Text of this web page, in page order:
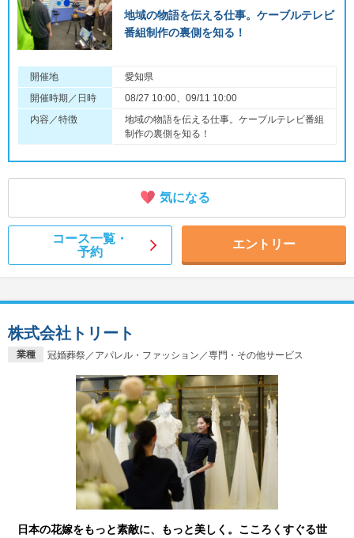
地域の物語を伝える仕事。ケーブルテレビ
番組制作の裏側を知る！
開催地
愛知県
開催時期／日時
08/27 10:00、09/11 10:00
内容／特徴
地域の物語を伝える仕事。ケーブルテレビ番組
制作の裏側を知る！
気になる
コース一覧・
予約
エントリー
業種 冠婚葬祭／アパレル・ファッション／専門・その他サービス
株式会社トリート
日本の花嫁をもっと素敵に、もっと美しく。こころくすぐる世